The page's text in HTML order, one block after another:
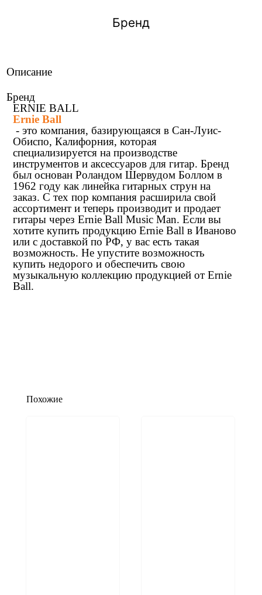
Бренд
Описание
Бренд
ERNIE BALL
Ernie Ball
- это компания, базирующаяся в Сан-Луис-
Обиспо, Калифорния, которая
специализируется на производстве
инструментов и аксессуаров для гитар. Бренд
был основан Роландом Шервудом Боллом в
1962 году как линейка гитарных струн на
заказ. С тех пор компания расширила свой
ассортимент и теперь производит и продает
гитары через Ernie Ball Music Man. Если вы
хотите купить продукцию Ernie Ball в Иваново
или с доставкой по РФ, у вас есть такая
возможность. Не упустите возможность
купить недорого и обеспечить свою
музыкальную коллекцию продукцией от Ernie
Ball.
Похожие